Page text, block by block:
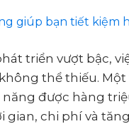
triển vượt bậc,
thể thiếu.
năng được hàng
chi phí và